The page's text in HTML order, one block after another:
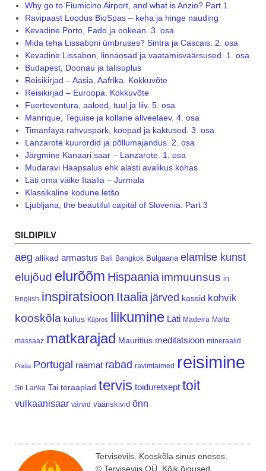
Why go to Fiumicino Airport, and what is Anzio? Part 1
Ravipaast Loodus BioSpas – keha ja hinge nauding
Kevadine Porto, Fado ja ookean. 3. osa
Mida teha Lissaboni ümbruses? Sintra ja Cascais. 2. osa
Kevadine Lissabon, linnaosad ja vaatamisväärsused. 1. osa
Budapest, Doonau ja talisuplus
Reisikirjad – Aasia, Aafrika. Kokkuvõte
Reisikirjad – Euroopa. Kokkuvõte
Fuerteventura, aaloed, tuul ja liiv. 5. osa
Manrique, Teguise ja kollane allveelaev. 4. osa
Timanfaya rahvuspark, koopad ja kaktused. 3. osa
Lanzarote kuurordid ja põllumajandus. 2. osa
Järgmine Kanaari saar – Lanzarote. 1. osa
Mudaravi Haapsalus ehk alasti avalikus kohas
Läti oma väike Itaalia – Jurmala
Klassikaline kodune letšo
Ljubljana, the beautiful capital of Slovenia. Part 3
SILDIPILV
aeg allikad armastus Bali Bangkok Bulgaaria elamise kunst
elujõud elurõõm Hispaania immuunsus in
English inspiratsioon Itaalia järved kassid kohvik
kooskõla küllus Küpros liikumine Läti Madeira Malta
massaaz matkarajad Mauritius meditatsioon mineraalid
Poola Portugal raamat rabad ravimtaimed reisimine
Sri Lanka Tai teraapiad tervis toiduretsept toit
vulkaanisaar värvid vääriskivid õnn
Terviseviis. Kooskõla sinus eneses.
© Terviseviis OÜ. Kõik õigused